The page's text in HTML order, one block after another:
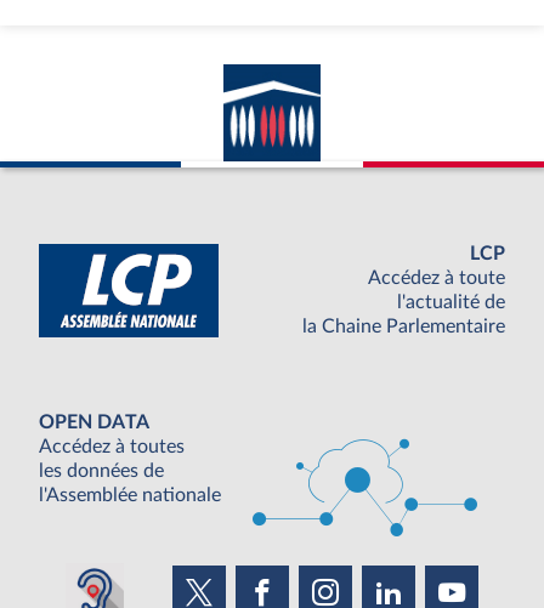
LCP
Accédez à toute
l'actualité de
la Chaine Parlementaire
OPEN DATA
Accédez à toutes
les données de
l'Assemblée nationale